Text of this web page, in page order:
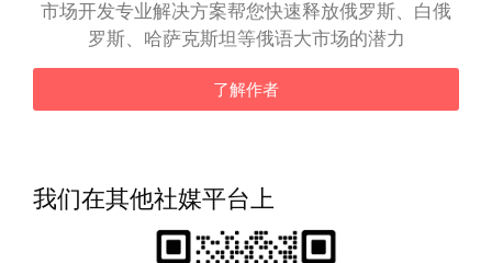
市场开发专业解决方案帮您快速释放俄罗斯、白俄
罗斯、哈萨克斯坦等俄语大市场的潜力
了解作者
我们在其他社媒平台上